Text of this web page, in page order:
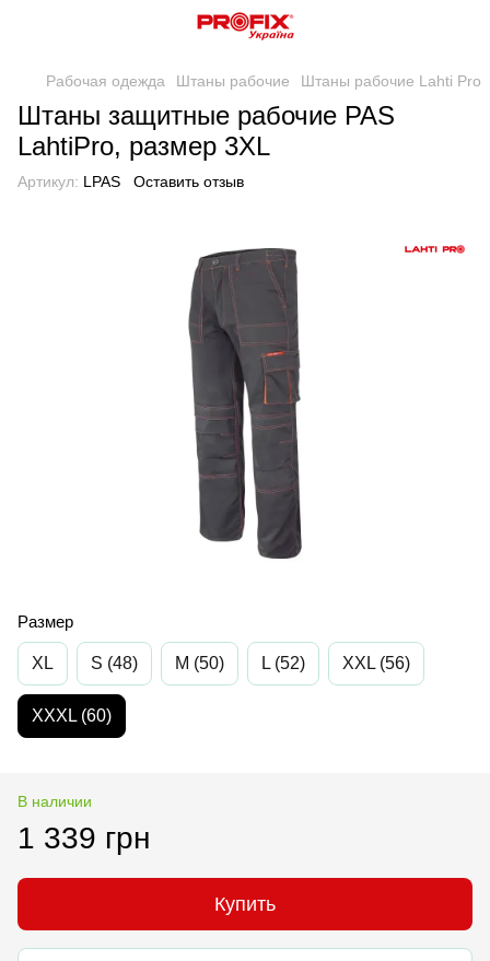
Рабочая одежда Штаны рабочие Штаны рабочие Lahti Pro
Штаны защитные рабочие PAS
LahtiPro, размер 3XL
Артикул: LPAS Оставить отзыв
Размер
XL S (48) M (50) L (52) XXL (56)
XXXL (60)
В наличии
1 339 грн
Купить